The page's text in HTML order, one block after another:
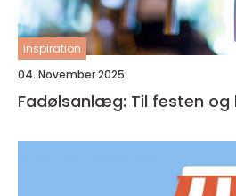
inspiration
04. November 2025
Fadølsanlæg: Til festen og